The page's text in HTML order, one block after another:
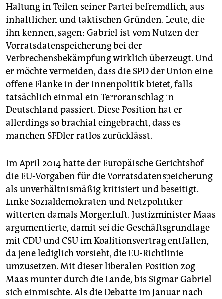
Haltung in Teilen seiner Partei befremdlich, aus
inhaltlichen und taktischen Gründen. Leute, die
ihn kennen, sagen: Gabriel ist vom Nutzen der
Vorratsdatenspeicherung bei der
Verbrechensbekämpfung wirklich überzeugt. Und
er möchte vermeiden, dass die SPD der Union eine
offene Flanke in der Innenpolitik bietet, falls
tatsächlich einmal ein Terroranschlag in
Deutschland passiert. Diese Position hat er
allerdings so brachial eingebracht, dass es
manchen SPDler ratlos zurücklässt.
Im April 2014 hatte der Europäische Gerichtshof
die EU-Vorgaben für die Vorratsdatenspeicherung
als unverhältnismäßig kritisiert und beseitigt.
Linke Sozialdemokraten und Netzpolitiker
witterten damals Morgenluft. Justizminister Maas
argumentierte, damit sei die Geschäftsgrundlage
mit CDU und CSU im Koalitionsvertrag entfallen,
da jene lediglich vorsieht, die EU-Richtlinie
umzusetzen. Mit dieser liberalen Position zog
Maas munter durch die Lande, bis Sigmar Gabriel
sich einmischte. Als die Debatte im Januar nach